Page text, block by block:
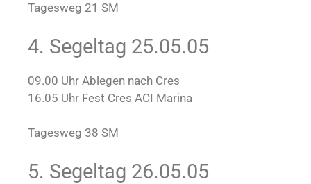
Tagesweg 21 SM
4. Segeltag 25.05.05
09.00 Uhr Ablegen nach Cres
16.05 Uhr Fest Cres ACI Marina
Tagesweg 38 SM
5. Segeltag 26.05.05